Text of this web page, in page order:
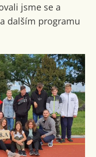
jsme se a
dalším programu